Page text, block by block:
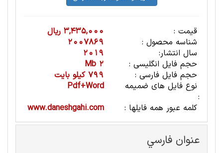
قیمت :
3,435,000 ریال
شناسه محصول :
2007869
سال انتشار:
2019
حجم فایل انگلیسی :
2 Mb
حجم فایل فارسی :
799 کیلو بایت
نوع فایل های ضمیمه
:
Pdf+Word
کلمه عبور همه فایلها :
www.daneshgahi.com
عنوان فارسي